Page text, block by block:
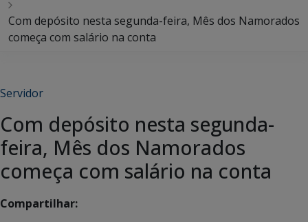
Com depósito nesta segunda-feira, Mês dos Namorados
começa com salário na conta
Servidor
Com depósito nesta segunda-
feira, Mês dos Namorados
começa com salário na conta
Compartilhar: